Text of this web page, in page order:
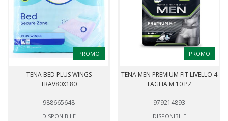
PROMO
TENA BED PLUS WINGS
TRAV80X180
988665648
DISPONIBILE
PROMO
TENA MEN PREMIUM FIT LIVELLO 4
TAGLIA M 10 PZ
979214893
DISPONIBILE